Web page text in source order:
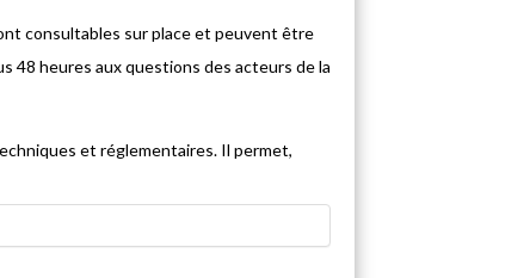
consultables sur place et peuvent être
48 heures aux questions des acteurs de la
et réglementaires. Il permet,